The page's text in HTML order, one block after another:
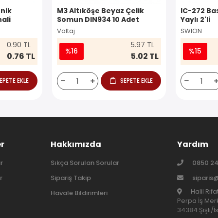
0.90 TL
0.76 TL
EKLE
M3 Altıköşe Beyaz Çelik
Somun DIN934 10 Adet
Voltaj
%16
5.97 TL
5.02 TL
SEPETE EKLE
IC-272
Yaylı 2'li
SWION
%15
Hakkımızda
Sıkça Sorulan Sorular
Sipariş Takip
Havale Bildirimleri
Yardım
0850
Halil
Perpa İş
34384 Şişli/